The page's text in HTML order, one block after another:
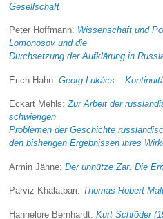
Gesellschaft
Peter Hoffmann: Wissenschaft und
Lomonosov und die
Durchsetzung der Aufklärung in
Erich Hahn:Georg Lukács –
Eckart Mehls:Zur Arbeit der
schwierigen
Problemen der Geschichte
den bisherigen Ergebnissen ihres
Armin Jähne:Der unnütze Zar. Die
Parviz Khalatbari: Thomas Robert
Hannelore Bernhardt:Kurt Schröder